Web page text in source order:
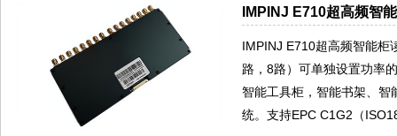
IMPINJ E710超高频智
IMPINJ E710超高频智能柜
路，8路）可单独设置功率
智能工具柜，智能书架、智
统。支持EPC C1G2（